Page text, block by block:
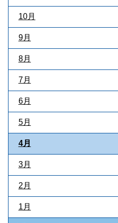
10月
9月
8月
7月
6月
5月
4月
3月
2月
1月